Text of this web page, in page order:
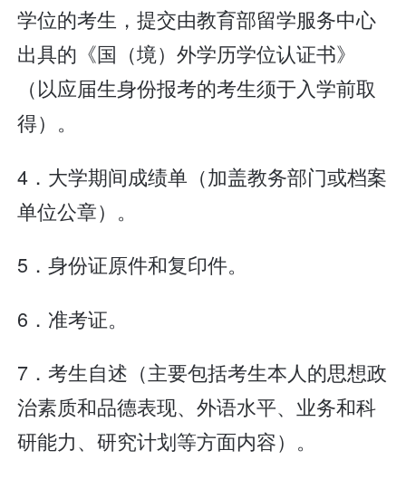
学位的考生，提交由教育部留学服务中心
出具的《国（境）外学历学位认证书》
（以应届生身份报考的考生须于入学前取
得）。
4．大学期间成绩单（加盖教务部门或档案
单位公章）。
5．身份证原件和复印件。
6．准考证。
7．考生自述（主要包括考生本人的思想政
治素质和品德表现、外语水平、业务和科
研能力、研究计划等方面内容）。